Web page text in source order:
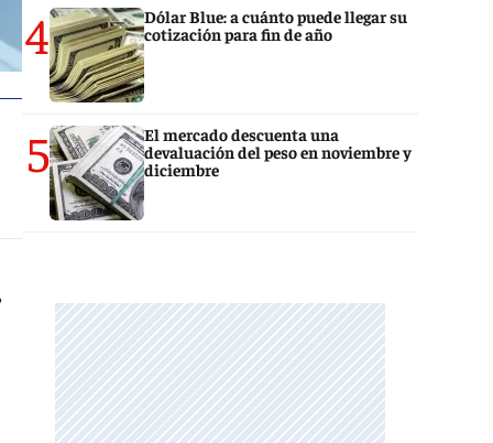
4
Dólar Blue: a cuánto puede llegar su
cotización para fin de año
5
El mercado descuenta una
devaluación del peso en noviembre y
diciembre